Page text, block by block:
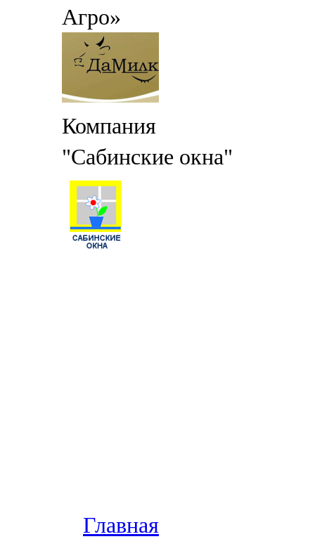
Агро»
Компания
"Сабинские окна"
Главная